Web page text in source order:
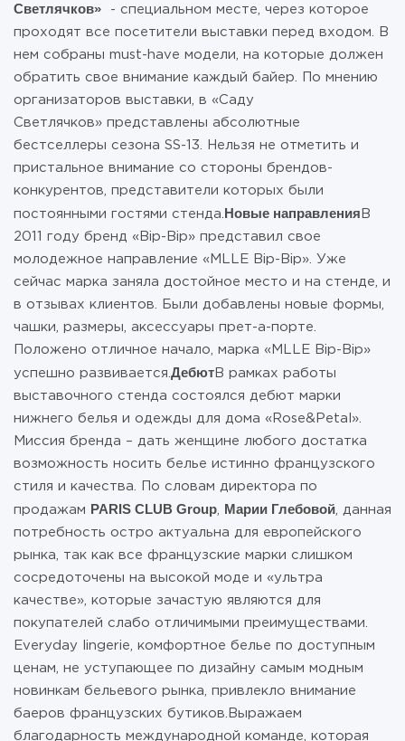
Светлячков» - специальном месте, через которое
проходят все посетители выставки перед входом. В
нем собраны must-have модели, на которые должен
обратить свое внимание каждый байер. По мнению
организаторов выставки, в «Саду
Светлячков» представлены абсолютные
бестселлеры сезона SS-13. Нельзя не отметить и
пристальное внимание со стороны брендов-
конкурентов, представители которых были
постоянными гостями стенда. Новые направления В
2011 году бренд «Bip-Bip» представил свое
молодежное направление «MLLE Bip-Bip». Уже
сейчас марка заняла достойное место и на стенде, и
в отзывах клиентов. Были добавлены новые формы,
чашки, размеры, аксессуары прет-а-порте.
Положено отличное начало, марка «MLLE Bip-Bip»
успешно развивается. Дебют В рамках работы
выставочного стенда состоялся дебют марки
нижнего белья и одежды для дома «Rose&Petal».
Миссия бренда – дать женщине любого достатка
возможность носить белье истинно французского
стиля и качества. По словам директора по
продажам PARIS CLUB Group Марии Глебовой , данная
потребность остро актуальна для европейского
рынка, так как все французские марки слишком
сосредоточены на высокой моде и «ультра
качестве», которые зачастую являются для
покупателей слабо отличимыми преимуществами.
Everyday lingerie, комфортное белье по доступным
ценам, не уступающее по дизайну самым модным
новинкам бельевого рынка, привлекло внимание
баеров французских бутиков.Выражаем
благодарность международной команде, которая